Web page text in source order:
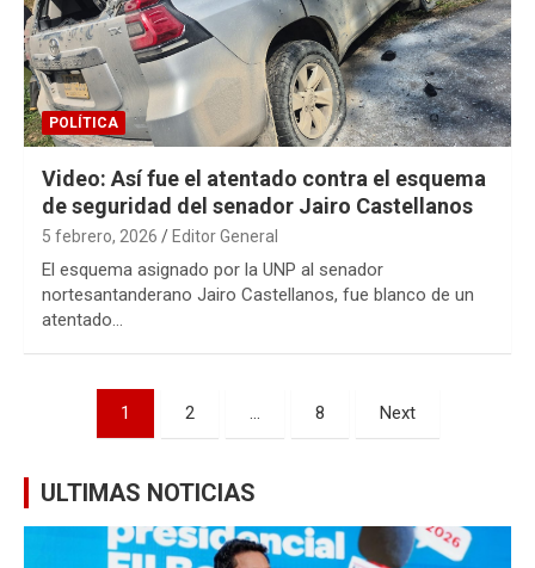
POLÍTICA
Video: Así fue el atentado contra el esquema
de seguridad del senador Jairo Castellanos
5 febrero, 2026 Editor General
El esquema asignado por la UNP al senador
nortesantanderano Jairo Castellanos, fue blanco de un
atentado…
Paginación
entradas
1 2 … 8 Next
ULTIMAS NOTICIAS